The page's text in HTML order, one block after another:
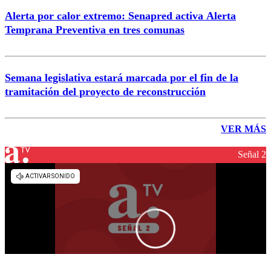
Alerta por calor extremo: Senapred activa Alerta
Temprana Preventiva en tres comunas
Semana legislativa estará marcada por el fin de la
tramitación del proyecto de reconstrucción
VER MÁS
Señal 2